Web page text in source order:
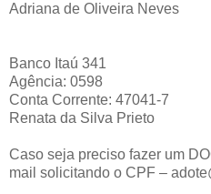
Adriana de Oliveira Neves
Banco Itaú 341
Agência: 0598
Conta Corrente: 47041-7
Renata da Silva Prieto
Caso seja preciso fazer um
mail solicitando o CPF –